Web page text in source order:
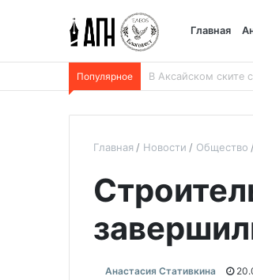
Главная
Популярное В Беларуси
Главная Новости Общество
Анастасия Стативкина